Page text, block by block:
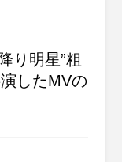
り明星”粗
したMVの